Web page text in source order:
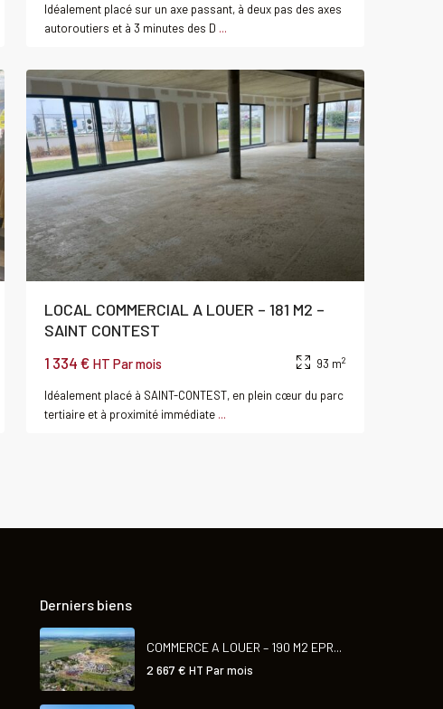
Idéalement placé sur un axe passant, à deux pas des axes
autoroutiers et à 3 minutes des D ...
SAINT
LOCAL COMMERCIAL A LOUER – 181 M2 –
SAINT CONTEST
1 334 € HT Par mois 93 m2
Idéalement placé à SAINT-CONTEST, en plein cœur du parc
tertiaire et à proximité immédiate ...
Derniers biens
COMMERCE A LOUER – 190 M2 EPR...
2 667 € HT Par mois